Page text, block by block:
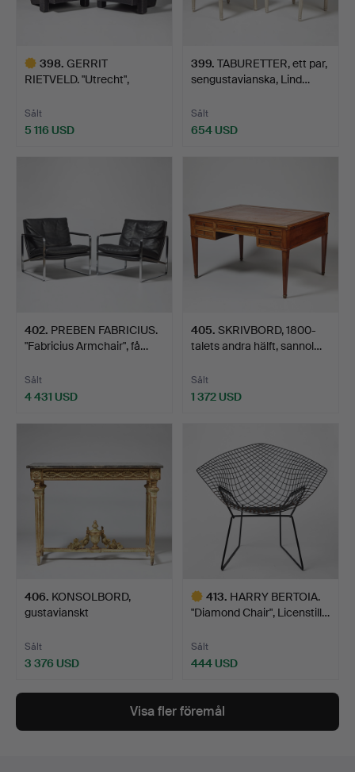
398. GERRIT
RIETVELD. "Utrecht",
Sålt
5 116 USD
399. TABURETTER, ett par,
sengustavianska, Lind…
Sålt
654 USD
402. PREBEN FABRICIUS.
"Fabricius Armchair", få…
Sålt
4 431 USD
405. SKRIVBORD, 1800-
talets andra hälft, sannol…
Sålt
1 372 USD
406. KONSOLBORD,
gustavianskt
Sålt
3 376 USD
413. HARRY BERTOIA.
"Diamond Chair", Licenstill…
Sålt
444 USD
föremål
Visa fler föremål